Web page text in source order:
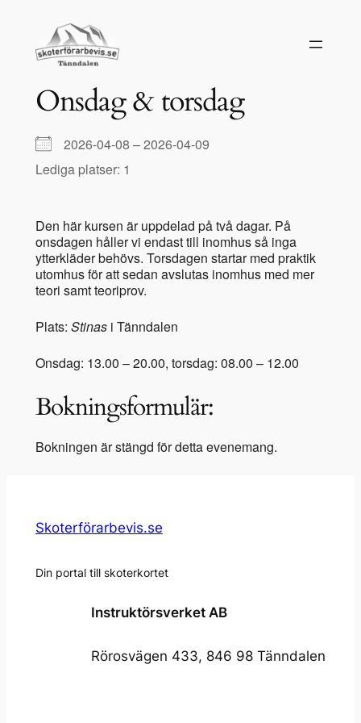
innehåll
Onsdag & torsdag
2026-04-08 – 2026-04-09
Lediga platser: 1
Den här kursen är uppdelad på två dagar. På
onsdagen håller vi endast till inomhus så inga
ytterkläder behövs. Torsdagen startar med praktik
utomhus för att sedan avslutas inomhus med mer
teori samt teoriprov.
Plats: Stinasi Tänndalen
Onsdag: 13.00 – 20.00, torsdag: 08.00 – 12.00
Bokningsformulär:
Bokningen är stängd för detta evenemang.
Skoterförarbevis.se
Din portal till skoterkortet
Instruktörsverket AB
Rörosvägen 433, 846 98 Tänndalen